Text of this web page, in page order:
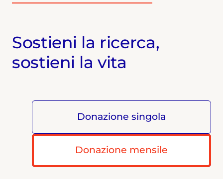
Sostieni la ricerca,
sostieni la vita
Donazione singola
Donazione mensile